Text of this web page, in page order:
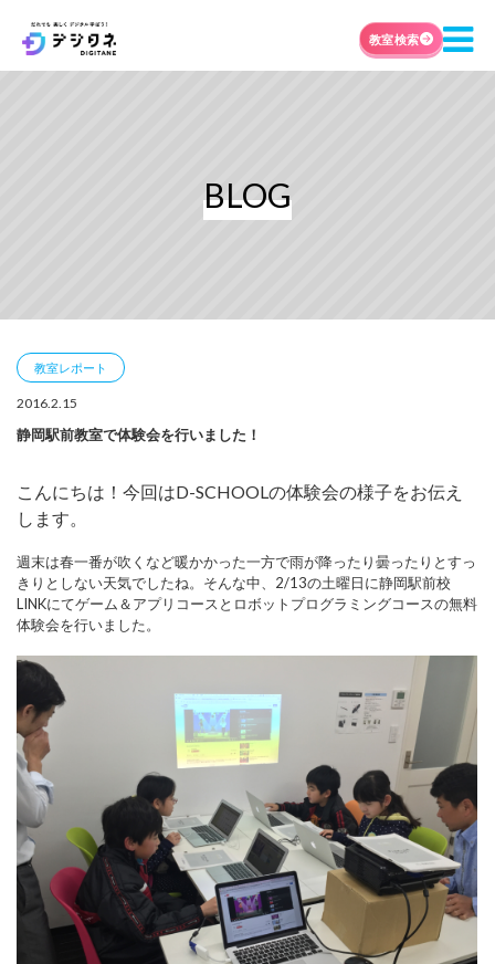
教室検索
BLOG
教室レポート
2016.2.15
静岡駅前教室で体験会を行いました！
こんにちは！今回はD-SCHOOLの体験会の様子をお伝え
します。
週末は春一番が吹くなど暖かかった一方で雨が降ったり曇ったりとすっ
きりとしない天気でしたね。 そんな中、2/13の土曜日に静岡駅前校
LINKにてゲーム＆アプリコースとロボットプログラミングコースの無料
体験会を行いました。